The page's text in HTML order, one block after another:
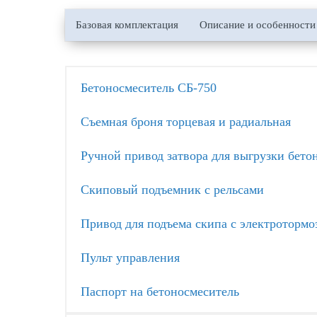
Базовая комплектация Описание и особенности
Бетоносмеситель СБ-750
Съемная броня торцевая и радиальная
Ручной привод затвора для выгрузки
Скиповый подъемник с рельсами
Привод для подъема скипа с
Пульт управления
Паспорт на бетоносмеситель